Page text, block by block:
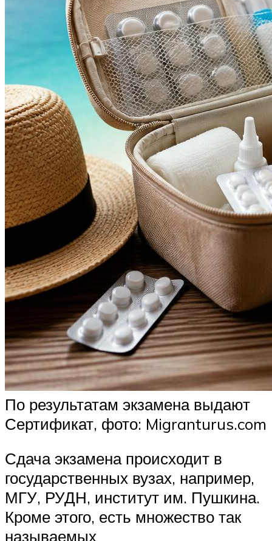
По результатам экзамена выдают
Сертификат, фото: Migranturus.com
Сдача экзамена происходит в
государственных вузах, например,
МГУ, РУДН, институт им. Пушкина.
Кроме этого, есть множество так
называемых